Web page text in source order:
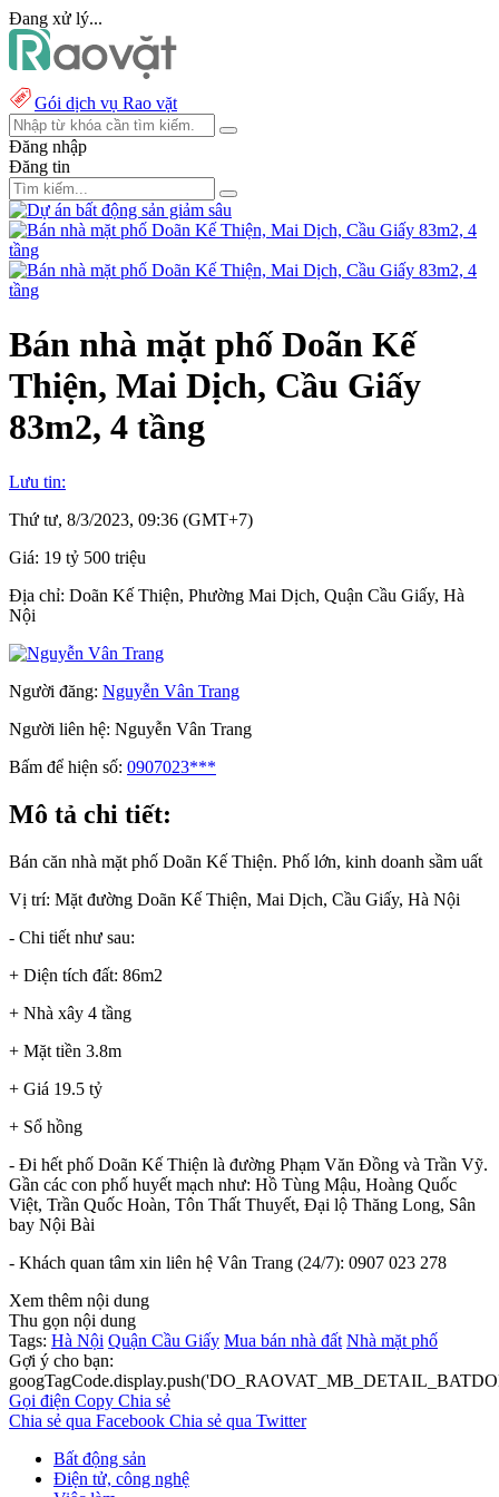
Đang xử lý...
Gói dịch vụ Rao vặt
Đăng nhập
Đăng tin
Bán nhà mặt phố Doãn Kế
Thiện, Mai Dịch, Cầu Giấy
83m2, 4 tầng
Lưu tin:
Thứ tư, 8/3/2023, 09:36 (GMT+7)
Giá: 19 tỷ 500 triệu
Địa chỉ: Doãn Kế Thiện, Phường Mai Dịch, Quận Cầu Giấy, Hà
Nội
Người đăng: Nguyễn Vân Trang
Người liên hệ: Nguyễn Vân Trang
Bấm để hiện số: 0907023***
Mô tả chi tiết:
Bán căn nhà mặt phố Doãn Kế Thiện. Phố lớn, kinh doanh sầm uất
Vị trí: Mặt đường Doãn Kế Thiện, Mai Dịch, Cầu Giấy, Hà Nội
- Chi tiết như sau:
+ Diện tích đất: 86m2
+ Nhà xây 4 tầng
+ Mặt tiền 3.8m
+ Giá 19.5 tỷ
+ Sổ hồng
- Đi hết phố Doãn Kế Thiện là đường Phạm Văn Đồng và Trần Vỹ.
Gần các con phố huyết mạch như: Hồ Tùng Mậu, Hoàng Quốc
Việt, Trần Quốc Hoàn, Tôn Thất Thuyết, Đại lộ Thăng Long, Sân
bay Nội Bài
- Khách quan tâm xin liên hệ Vân Trang (24/7): 0907 023 278
Xem thêm nội dung
Thu gọn nội dung
Tags: Hà Nội Quận Cầu Giấy Mua bán nhà đất Nhà mặt phố
Gợi ý cho bạn:
Gọi điện Copy Chia sẻ
Chia sẻ qua Facebook Chia sẻ qua Twitter
Bất động sản
Điện tử, công nghệ